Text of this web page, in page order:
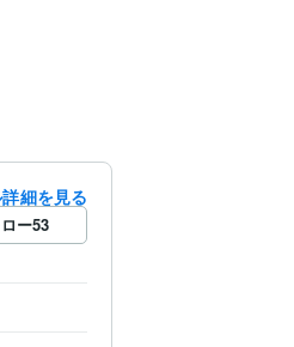
細を見る
ー53